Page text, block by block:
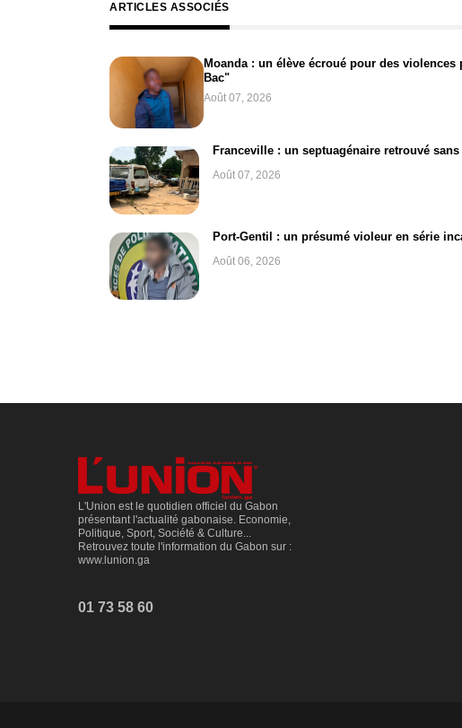
ARTICLES ASSOCIÉS
Moanda : un élève écroué pour des violences
Bac"
Août 07, 2026
Franceville : un septuagénaire retrouvé
Août 07, 2026
Port-Gentil : un présumé violeur en série
Août 06, 2026
L'Union est le quotidien officiel du Gabon
présentant l'actualité gabonaise. Economie,
Politique, Sport, Société & Culture...
Retrouvez toute l'information du Gabon sur :
www.lunion.ga
01 73 58 60